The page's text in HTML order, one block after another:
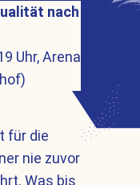
nach
Uhr, Arena
für die
nie zuvor
Was bis